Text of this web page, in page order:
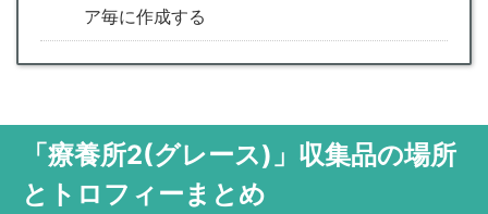
ア毎に作成する
「療養所2(グレース)」収集品の場所
とトロフィーまとめ